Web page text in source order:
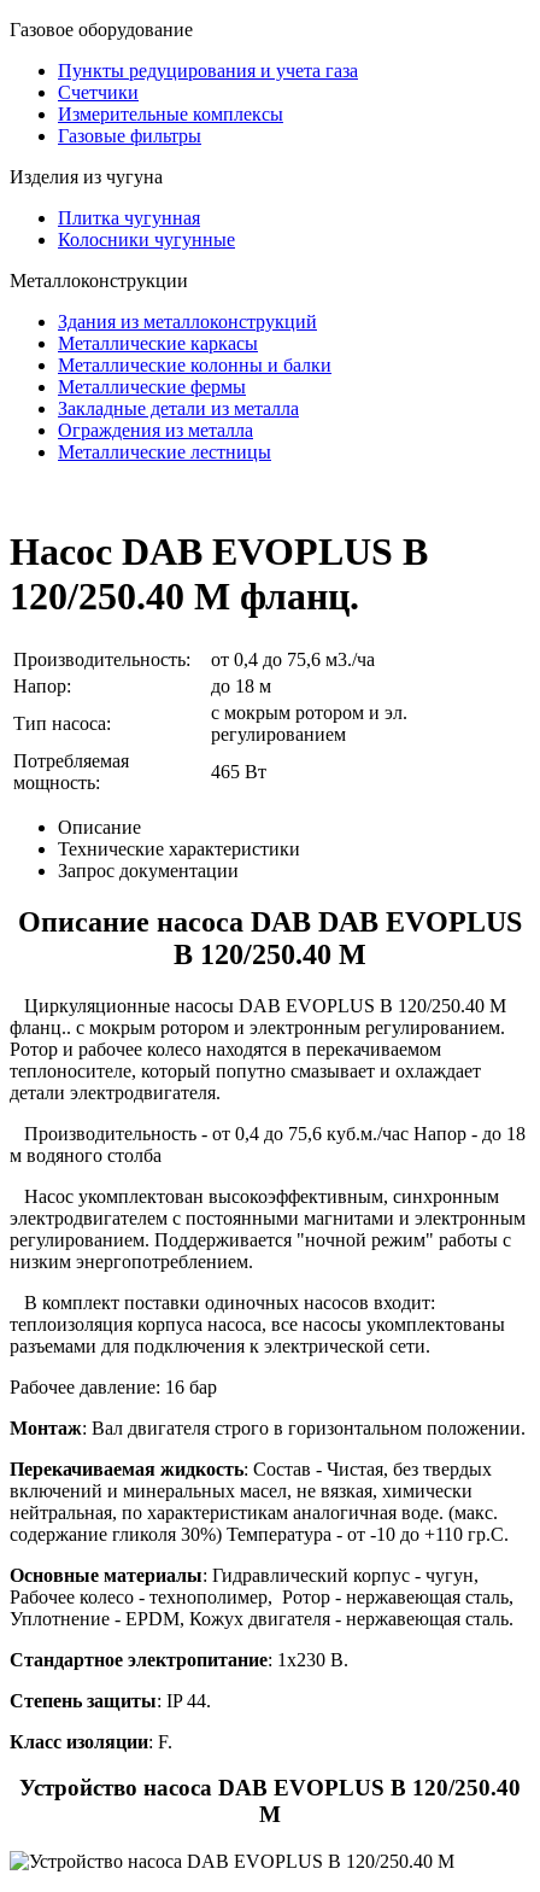
Газовое оборудование
Пункты редуцирования и учета газа
Счетчики
Измерительные комплексы
Газовые фильтры
Изделия из чугуна
Плитка чугунная
Колосники чугунные
Металлоконструкции
Здания из металлоконструкций
Металлические каркасы
Металлические колонны и балки
Металлические фермы
Закладные детали из металла
Ограждения из металла
Металлические лестницы
Насос DAB EVOPLUS B
120/250.40 M фланц.
Производительность:
от 0,4 до 75,6 м3./ча
Напор:
до 18 м
Тип насоса:
с мокрым ротором и эл.
регулированием
Потребляемая
мощность:
465 Вт
Описание
Технические характеристики
Запрос документации
Описание насоса DAB DAB EVOPLUS
B 120/250.40 M
Циркуляционные насосы DAB EVOPLUS B 120/250.40 M
фланц.. с мокрым ротором и электронным регулированием.
Ротор и рабочее колесо находятся в перекачиваемом
теплоносителе, который попутно смазывает и охлаждает
детали электродвигателя.
Производительность - от 0,4 до 75,6 куб.м./час Напор - до 18
м водяного столба
Насос укомплектован высокоэффективным, синхронным
электродвигателем с постоянными магнитами и электронным
регулированием. Поддерживается "ночной режим" работы с
низким энергопотреблением.
В комплект поставки одиночных насосов входит:
теплоизоляция корпуса насоса, все насосы укомплектованы
разъемами для подключения к электрической сети.
Рабочее давление: 16 бар
Монтаж: Вал двигателя строго в горизонтальном положении.
Перекачиваемая жидкость: Состав - Чистая, без твердых
включений и минеральных масел, не вязкая, химически
нейтральная, по характеристикам аналогичная воде. (макс.
содержание гликоля 30%) Температура - от -10 до +110 гр.С.
Основные материалы: Гидравлический корпус - чугун,
Рабочее колесо - технополимер, Ротор - нержавеющая сталь,
Уплотнение - EPDM, Кожух двигателя - нержавеющая сталь.
Стандартное электропитание: 1x230 В.
Степень защиты: IP 44.
Класс изоляции: F.
Устройство насоса DAB EVOPLUS B 120/250.40
M